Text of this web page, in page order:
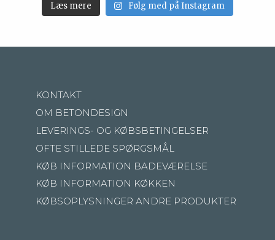
Læs mere Følg med på Instagram
KONTAKT
OM BETONDESIGN
LEVERINGS- OG KØBSBETINGELSER
OFTE STILLEDE SPØRGSMÅL
KØB INFORMATION BADEVÆRELSE
KØB INFORMATION KØKKEN
KØBSOPLYSNINGER ANDRE PRODUKTER